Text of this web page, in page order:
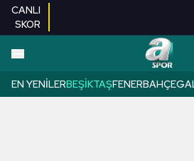
CANLI
SKOR
EN YENILERBEŞIKTAŞFENERBAHÇE